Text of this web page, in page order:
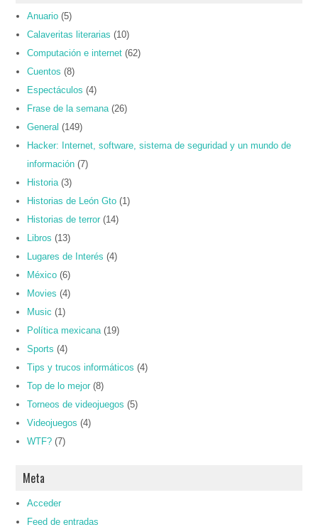
Anuario (5)
Calaveritas literarias (10)
Computación e internet (62)
Cuentos (8)
Espectáculos (4)
Frase de la semana (26)
General (149)
Hacker: Internet, software, sistema de seguridad y un mundo de
información (7)
Historia (3)
Historias de León Gto (1)
Historias de terror (14)
Libros (13)
Lugares de Interés (4)
México (6)
Movies (4)
Music (1)
Política mexicana (19)
Sports (4)
Tips y trucos informáticos (4)
Top de lo mejor (8)
Torneos de videojuegos (5)
Videojuegos (4)
WTF? (7)
Meta
Acceder
Feed de entradas